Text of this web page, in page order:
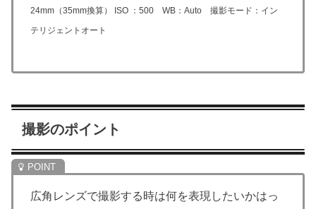
24mm（35mm換算） ISO ：500 WB：Auto 撮影モード：イン
テリジェントオート
撮影のポイント
広角レンズで撮影する時は何を表現したいかはっ